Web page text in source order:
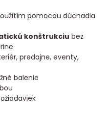
pomocou dúchadla
konštrukciu bez
predajne, eventy,
balenie